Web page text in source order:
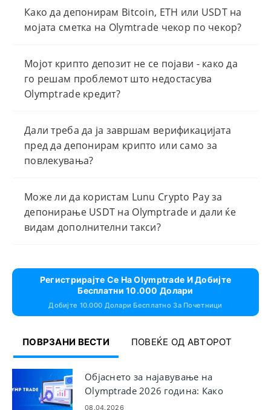
Како да депонирам Bitcoin, ETH или USDT на
мојата сметка на Olymtrade чекор по чекор?
Мојот крипто депозит не се појави - како да
го решам проблемот што недостасува
Olymptrade кредит?
Дали треба да ја завршам верификацијата
пред да депонирам крипто или само за
повлекувања?
Може ли да користам Lunu Crypto Pay за
депонирање USDT на Olymptrade и дали ќе
видам дополнителни такси?
Регистрирајте Се На Olymptrade И Добијте
Бесплатни 10.000 Долари
Добијте 10.000 Долари Бесплатно За Почетници
ПОВРЗАНИ ВЕСТИ ПОВЕЌЕ ОД АВТОРОТ
Објаснето за најавување на
Olymptrade 2026 година: Како
безбедно и брзо да пристапите
08.04.2026